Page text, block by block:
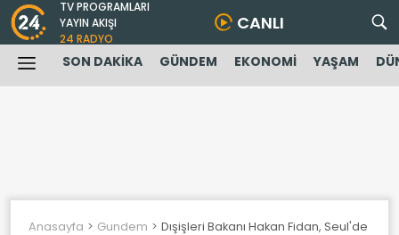
TV PROGRAMLARI
YAYIN AKIŞI
24 RADYO
CANLI
SON DAKİKA GÜNDEM EKONOMİ YAŞAM
Anasayfa Gundem Dışişleri Bakanı Hakan Fidan, Seul'de